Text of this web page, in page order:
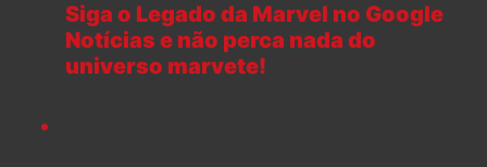
Siga o Legado da Marvel no Google
Notícias e não perca nada do
universo marvete!